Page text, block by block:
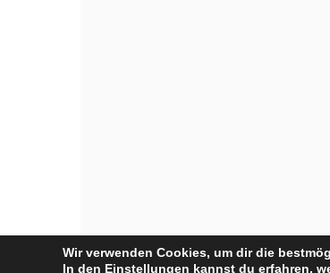
Wir verwenden Cookies, um dir die
In den Einstellungen kannst du erfahren,